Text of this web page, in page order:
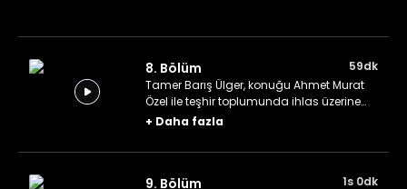
8. Bölüm
59dk
Tamer Barış Ülger, konuğu Ahmet Murat
Özel ile teşhir toplumunda ihlas üzerine
hoş sohbetler ediyor.
+ Daha fazla
9. Bölüm
1s 0dk